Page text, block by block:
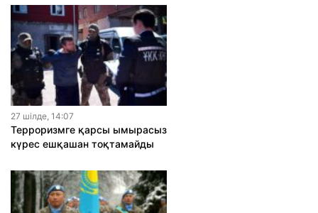
27 шiлде, 14:07
Терроризмге қарсы ымырасыз
күрес ешқашан тоқтамайды